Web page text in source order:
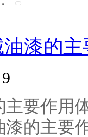
漆的
要作用
的主要